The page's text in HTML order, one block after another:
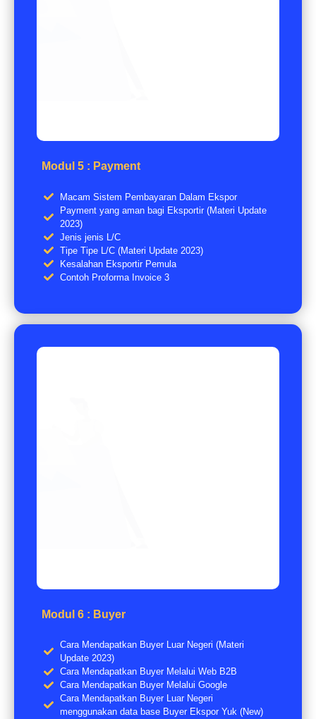
Modul 5 : Payment
Macam Sistem Pembayaran Dalam Ekspor
Payment yang aman bagi Eksportir (Materi Update
2023)
Jenis jenis L/C
Tipe Tipe L/C (Materi Update 2023)
Kesalahan Eksportir Pemula
Contoh Proforma Invoice 3
Modul 6 : Buyer
Cara Mendapatkan Buyer Luar Negeri (Materi
Update 2023)
Cara Mendapatkan Buyer Melalui Web B2B
Cara Mendapatkan Buyer Melalui Google
Cara Mendapatkan Buyer Luar Negeri
menggunakan data base Buyer Ekspor Yuk (New)